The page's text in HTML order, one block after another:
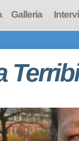
Galleria